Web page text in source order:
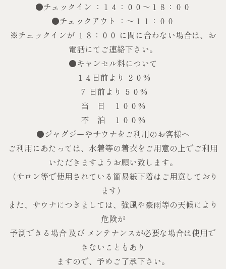
●チェックイン ：１４：００～１８：００
●チェックアウト ：～１１：００
※チェックインが １８：００ に間に合わない場合は、お
電話にてご連絡下さい。
●キャンセル料について
１４日前より ２０%
７ 日前より ５０%
当 日 １００%
不 泊 １００%
●ジャグジーやサウナをご利用のお客様へ
ご利用にあたっては、水着等の着衣をご用意の上でご利用
いただきますようお願い致します。
（サロン等で使用されている簡易紙下着はご用意しており
ます）
また、サウナにつきましては、強風や豪雨等の天候により
危険が
予測できる場合 及び メンテナンスが必要な場合は使用で
きないこともあり
ますので、予めご了承下さい。